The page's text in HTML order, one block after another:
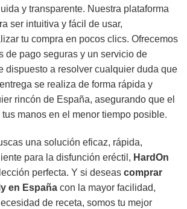
y transparente. Nuestra plataforma
ser intuitiva y fácil de usar,
tu compra en pocos clics. Ofrecemos
de pago seguras y un servicio de
dispuesto a resolver cualquier duda que
se realiza de forma rápida y
rincón de España, asegurando que el
manos en el menor tiempo posible.
una solución eficaz, rápida,
para la disfunción eréctil, HardOn
perfecta. Y si deseas comprar
en España con la mayor facilidad,
de receta, somos tu mejor